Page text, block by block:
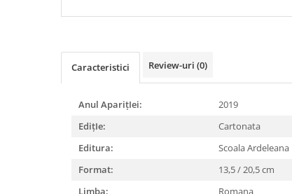
Caracteristici Review-uri (0)
Anul AparițIei:
2019
EdițIe:
Cartonata
Editura:
Scoala Ardeleana
Format:
13,5 / 20,5 cm
Limba:
Romana